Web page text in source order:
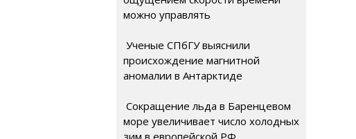
можно управлять
Ученые СПбГУ выяснили
происхождение магнитной
аномалии в Антарктиде
Сокращение льда в Баренцевом
море увеличивает число холодных
зим в европейской РФ